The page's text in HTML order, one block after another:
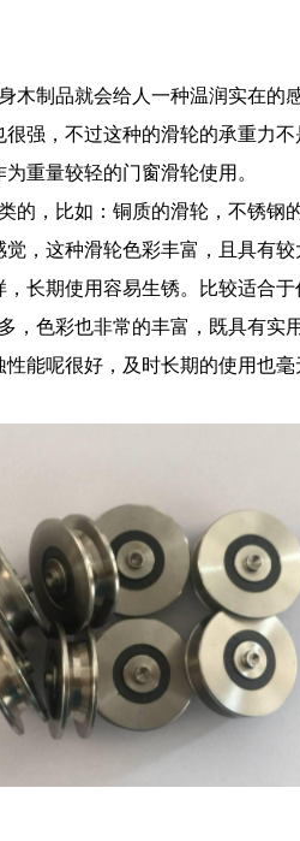
制品就会给人一种温润实在的
强，不过这种的滑轮的承重力
重量较轻的门窗滑轮使用。
，比如：铜质的滑轮，不锈钢
，这种滑轮色彩丰富，且具有
长期使用容易生锈。比较适合于
色彩也非常的丰富，既具有实
能呢很好，及时长期的使用也